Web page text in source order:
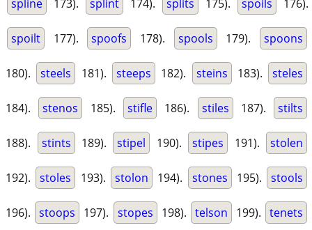
spline 173). splint 174). splits 175). spoils 176).
spoilt 177). spoofs 178). spools 179). spoons
180). steels 181). steeps 182). steins 183). steles
184). stenos 185). stifle 186). stiles 187). stilts
188). stints 189). stipel 190). stipes 191). stolen
192). stoles 193). stolon 194). stones 195). stools
196). stoops 197). stopes 198). telson 199). tenets